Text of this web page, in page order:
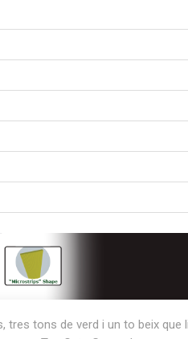
tres tons de verd i un to beix que li